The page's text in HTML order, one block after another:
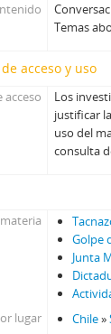
Temas
acceso y uso
acceso
Los
justificar
uso del
consulta
Golpe
Junta
lugar
Chile»